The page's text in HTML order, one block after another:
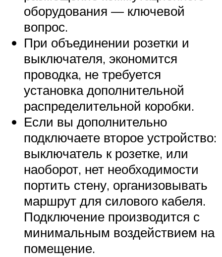
оборудования — ключевой
вопрос.
При объединении розетки и
выключателя, экономится
проводка, не требуется
установка дополнительной
распределительной коробки.
Если вы дополнительно
подключаете второе устройство:
выключатель к розетке, или
наоборот, нет необходимости
портить стену, организовывать
маршрут для силового кабеля.
Подключение производится с
минимальным воздействием на
помещение.